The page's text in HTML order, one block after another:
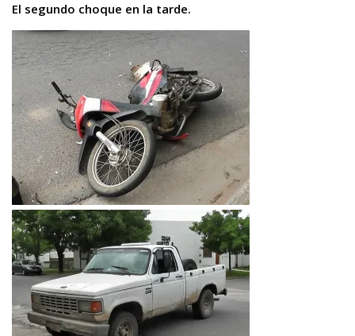
El segundo choque en la tarde.